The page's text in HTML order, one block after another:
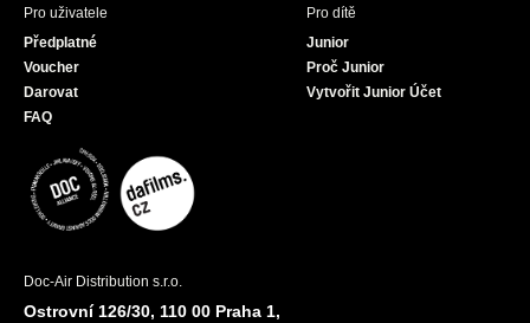
Pro uživatele
Předplatné
Voucher
Darovat
FAQ
Pro dítě
Junior
Proč Junior
Vytvořit Junior Účet
Doc-Air Distribution s.r.o.
Ostrovní 126/30, 110 00 Praha 1,